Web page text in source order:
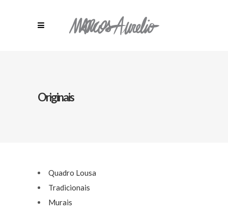
Originais
Quadro Lousa
Tradicionais
Murais